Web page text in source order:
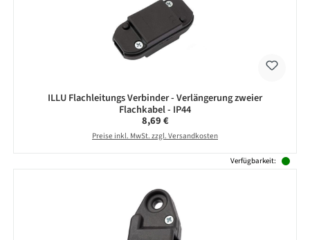
ILLU Flachleitungs Verbinder - Verlängerung zweier
Flachkabel - IP44
Regulärer Preis:
8,69 €
Preise inkl. MwSt. zzgl. Versandkosten
Verfügbarkeit: